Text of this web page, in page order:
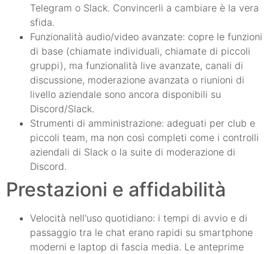
Telegram o Slack. Convincerli a cambiare è la vera
sfida.
Funzionalità audio/video avanzate: copre le funzioni
di base (chiamate individuali, chiamate di piccoli
gruppi), ma funzionalità live avanzate, canali di
discussione, moderazione avanzata o riunioni di
livello aziendale sono ancora disponibili su
Discord/Slack.
Strumenti di amministrazione: adeguati per club e
piccoli team, ma non così completi come i controlli
aziendali di Slack o la suite di moderazione di
Discord.
Prestazioni e affidabilità
Velocità nell'uso quotidiano: i tempi di avvio e di
passaggio tra le chat erano rapidi su smartphone
moderni e laptop di fascia media. Le anteprime